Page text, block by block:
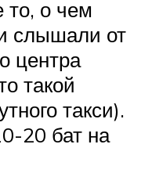
то, о чем
слышали от
центра
такой
такси).
20 бат на